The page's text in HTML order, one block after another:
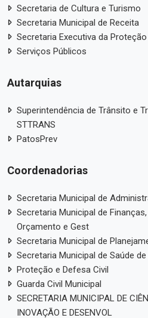
Secretaria de Cultura e Turismo
Secretaria Municipal de Receita
Secretaria Executiva da
Serviços Públicos
Autarquias
Superintendência de Trânsito e
STTRANS
PatosPrev
Coordenadorias
Secretaria Municipal de
Secretaria Municipal de
Orçamento e Gest
Secretaria Municipal de
Secretaria Municipal de Saúde
Proteção e Defesa Civil
Guarda Civil Municipal
SECRETARIA MUNICIPAL DE
INOVAÇÃO E DESENVOL